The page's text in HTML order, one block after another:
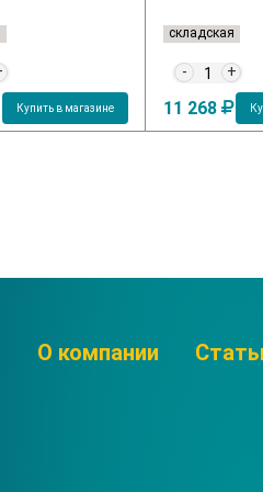
Купить в магазине
складская
- +
11 268
О компании